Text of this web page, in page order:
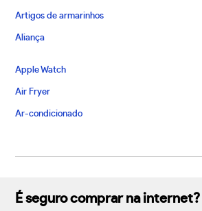
Artigos de armarinhos
Aliança
Apple Watch
Air Fryer
Ar-condicionado
É seguro comprar na internet?